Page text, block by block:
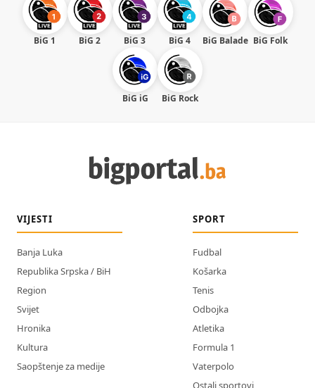
BiG 1 BiG 2 BiG 3 BiG 4 BiG Balade BiG Folk
BiG iG BiG Rock
VIJESTI
Banja Luka
Republika Srpska / BiH
Region
Svijet
Hronika
Kultura
Saopštenje za medije
SPORT
Fudbal
Košarka
Tenis
Odbojka
Atletika
Formula 1
Vaterpolo
Ostali sportovi